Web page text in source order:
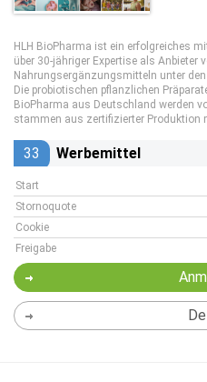
HLH BioPharma ist ein erfolgreiches
über 30-jähriger Expertise als Anbieter
Nahrungsergänzungsmitteln unter
Die probiotischen pflanzlichen
BioPharma aus Deutschland werden
stammen aus zertifizierter Produktion
33 Werbemittel
Start
Stornoquote
Cookie
Freigabe